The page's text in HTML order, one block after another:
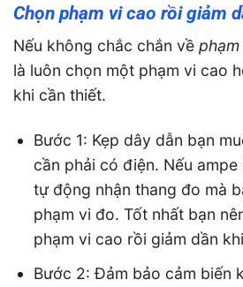
Chọn phạm vi cao rồi giảm
Nếu không chắc chắn về
là luôn chọn một phạm vi cao
khi cần thiết.
Bước 1: Kẹp dây dẫn bạn
cần phải có điện. Nếu
tự động nhận thang đo mà
phạm vi đo. Tốt nhất bạn
phạm vi cao rồi giảm dần
Bước 2: Đảm bảo cảm biến